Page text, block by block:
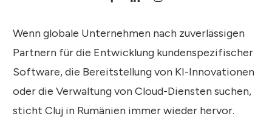
Wenn globale Unternehmen nach zuverlässigen
Partnern für die Entwicklung kundenspezifischer
Software, die Bereitstellung von KI-Innovationen
oder die Verwaltung von Cloud-Diensten suchen,
sticht Cluj in Rumänien immer wieder hervor.